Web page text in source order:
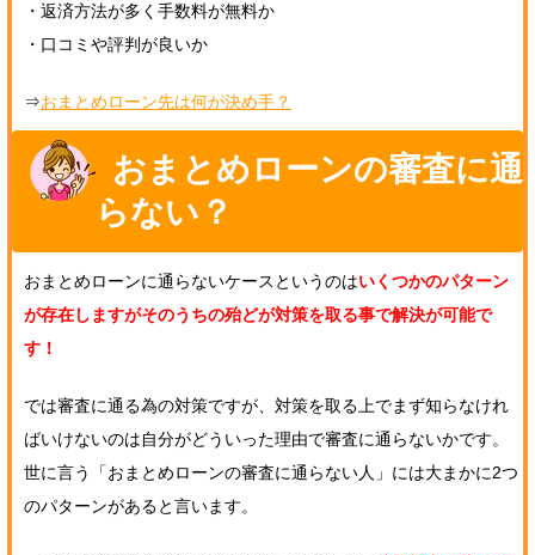
・返済方法が多く手数料が無料か
・口コミや評判が良いか
⇒おまとめローン先は何が決め手？
おまとめローンの審査に通
らない？
おまとめローンに通らないケースというのはいくつかのパターン
が存在しますがそのうちの殆どが対策を取る事で解決が可能で
す！
では審査に通る為の対策ですが、対策を取る上でまず知らなけれ
ばいけないのは自分がどういった理由で審査に通らないかです。
世に言う「おまとめローンの審査に通らない人」には大まかに2つ
のパターンがあると言います。